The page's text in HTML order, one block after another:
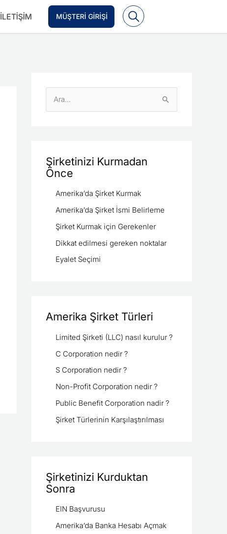
İLETIŞIM MÜŞTERI GIRIŞI
c
h
Şirketinizi Kurmadan
Önce
Amerika’da Şirket Kurmak
Amerika’da Şirket İsmi Belirleme
Şirket Kurmak için Gerekenler
Dikkat edilmesi gereken noktalar
Eyalet Seçimi
Amerika Şirket Türleri
Limited Şirketi (LLC) nasıl kurulur ?
C Corporation nedir ?
S Corporation nedir ?
Non-Profit Corporation nedir ?
Public Benefit Corporation nadir ?
Şirket Türlerinin Karşılaştırılması
Şirketinizi Kurduktan
Sonra
EIN Başvurusu
Amerika’da Banka Hesabı Açmak